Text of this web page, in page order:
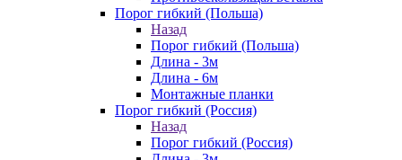
Порог гибкий (Польша)
Назад
Порог гибкий (Польша)
Длина - 3м
Длина - 6м
Монтажные планки
Порог гибкий (Россия)
Назад
Порог гибкий (Россия)